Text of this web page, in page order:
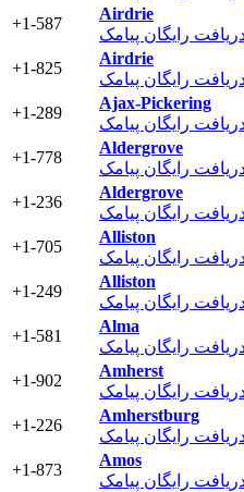
+1-587
Airdrie
رایگان پیامک
+1-825
Airdrie
رایگان پیامک
+1-289
Ajax-Pickering
رایگان پیامک
+1-778
Aldergrove
رایگان پیامک
+1-236
Aldergrove
رایگان پیامک
+1-705
Alliston
رایگان پیامک
+1-249
Alliston
رایگان پیامک
+1-581
Alma
رایگان پیامک
+1-902
Amherst
رایگان پیامک
+1-226
Amherstburg
رایگان پیامک
+1-873
Amos
رایگان پیامک